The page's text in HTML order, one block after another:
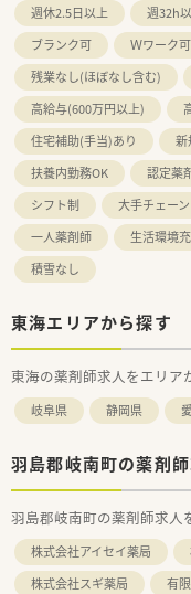
週休2.5日以上
週32h
ブランク可
Ｗワーク可
残業なし(ほぼなし含む)
高給与(600万円以上)
住宅補助(手当)あり
新
扶養内勤務OK
認定薬
シフト制
大手チェーン
一人薬剤師
生活環境
積雪なし
東海エリアから探す
東海の薬剤師求人をエリア
岐阜県 静岡県
羽島郡岐南町の薬剤
羽島郡岐南町の薬剤師求人
株式会社アイセイ薬局
株式会社スギ薬局
有